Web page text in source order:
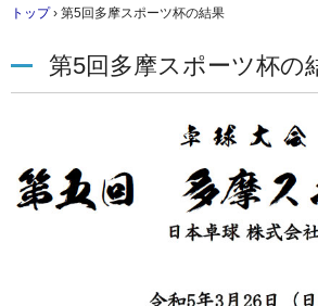
ン
ン
ツ
ッ
プ
トップ › 第5回多摩スポーツ杯の結果
第5回多摩スポーツ杯の